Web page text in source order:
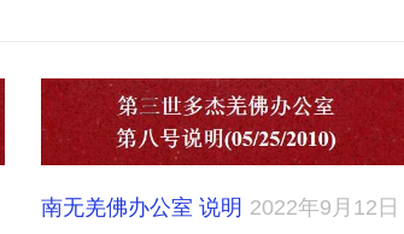
南无羌佛办公室 说明 2022年9月12日